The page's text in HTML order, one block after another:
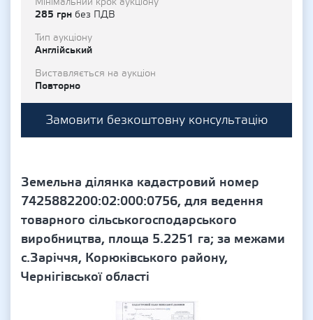
285 грн без ПДВ
Тип аукціону
Англійський
Виставляється на аукціон
Повторно
Замовити безкоштовну консультацію
Земельна ділянка кадастровий номер
7425882200:02:000:0756, для ведення
товарного сільськогосподарського
виробництва, площа 5.2251 га; за межами
с.Заріччя, Корюківського району,
Чернігівської області